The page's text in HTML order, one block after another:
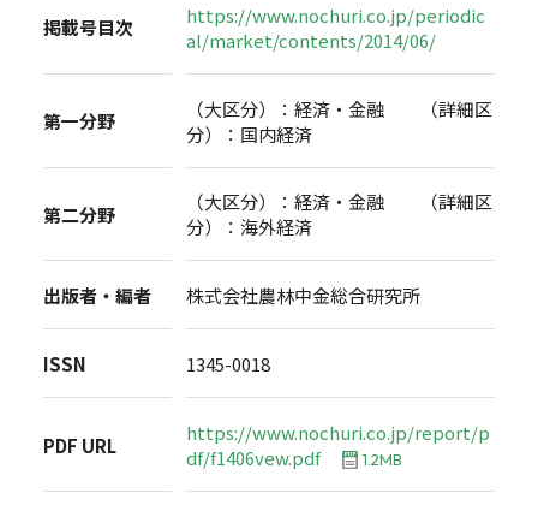
掲載号目次
https://www.nochuri.co.jp/periodic
al/market/contents/2014/06/
第一分野
（大区分）：経済・金融 （詳細区
分）：国内経済
第二分野
（大区分）：経済・金融 （詳細区
分）：海外経済
出版者・編者 株式会社農林中金総合研究所
ISSN 1345-0018
PDF URL
https://www.nochuri.co.jp/report/p
df/f1406vew.pdf
1.2MB